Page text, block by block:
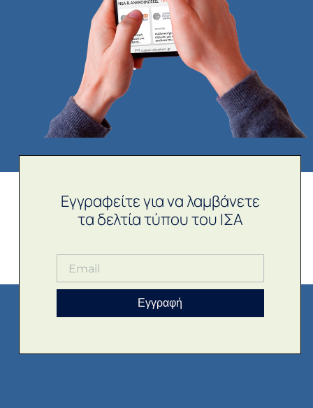
Εγγραφείτε για να λαμβάνετε
τα δελτία τύπου του ΙΣΑ
Εγγραφή